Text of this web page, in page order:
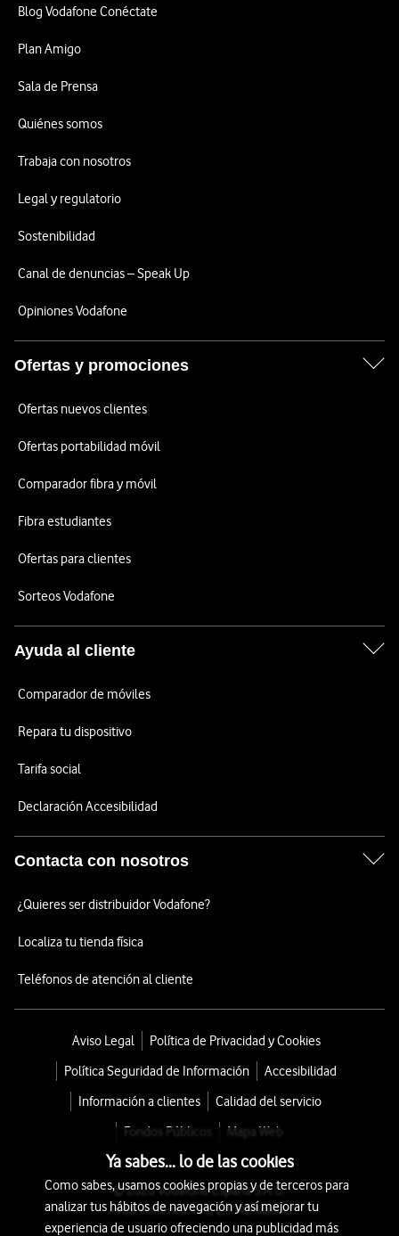
Blog Vodafone Conéctate
Plan Amigo
Sala de Prensa
Quiénes somos
Trabaja con nosotros
Legal y regulatorio
Sostenibilidad
Canal de denuncias – Speak Up
Opiniones Vodafone
Ofertas y promociones
Ofertas nuevos clientes
Ofertas portabilidad móvil
Comparador fibra y móvil
Fibra estudiantes
Ofertas para clientes
Sorteos Vodafone
Ayuda al cliente
Comparador de móviles
Repara tu dispositivo
Tarifa social
Declaración Accesibilidad
Contacta con nosotros
¿Quieres ser distribuidor Vodafone?
Localiza tu tienda física
Teléfonos de atención al cliente
Aviso Legal
Política de Privacidad y Cookies
Política Seguridad de Información
Accesibilidad
Información a clientes
Calidad del servicio
Fondos Públicos
Mapa Web
© 2026 Vodafone España S.A.U.
Avda. América 115, 28042 Madrid
Ya sabes... lo de las cookies
Como sabes, usamos cookies propias y de terceros para
analizar tus hábitos de navegación y así mejorar tu
experiencia de usuario ofreciendo una publicidad más